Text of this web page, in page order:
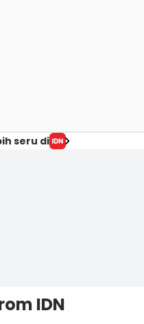
seru di
IDN